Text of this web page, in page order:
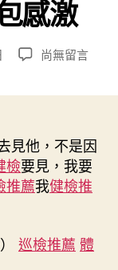
感激
在
二
胎
公
公
醫
尚無留言
見他，不是因
檢要見，我要
推薦我健檢推
巡檢推薦 體